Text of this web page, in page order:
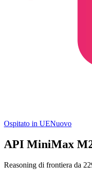
Ospitato in UENuovo
API MiniMax
Reasoning di frontiera da